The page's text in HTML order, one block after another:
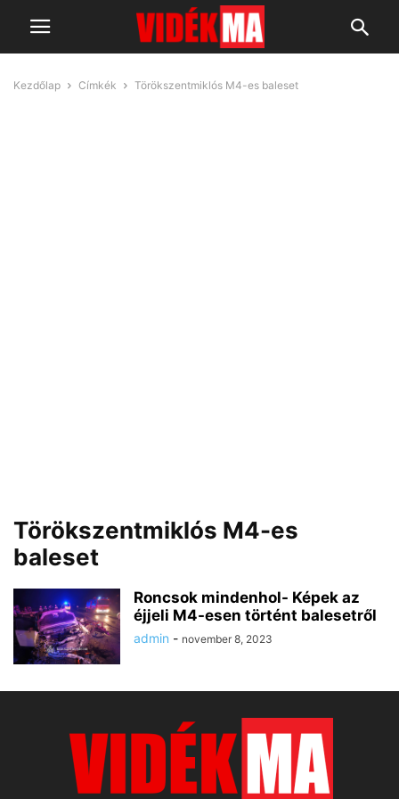
Kezdőlap Címkék Törökszentmiklós M4-es baleset
Törökszentmiklós M4-es
baleset
Roncsok mindenhol- Képek az
éjjeli M4-esen történt balesetről
admin - november 8, 2023